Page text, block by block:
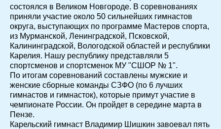
состоялся в Великом Новгороде. В соревнованиях
приняли участие около 50 сильнейших гимнастов
округа, выступающих по программе Мастеров спорта,
из Мурманской, Ленинградской, Псковской,
Калининградской, Вологодской областей и республики
Карелия. Нашу республику представляли 5
спортсменов и спортсменок МУ "СШОР № 1".
По итогам соревнований составлены мужские и
женские сборные команды СЗФО (по 6 лучших
гимнастов и гимнасток), которые примут участие в
чемпионате России. Он пройдет в середине марта в
Пензе.
Карельский гимнаст Владимир Шишкин завоевал пять